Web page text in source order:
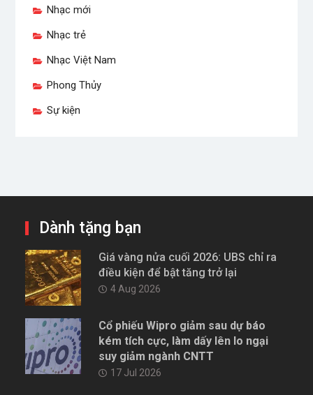
Nhạc mới
Nhạc trẻ
Nhạc Việt Nam
Phong Thủy
Sự kiện
Dành tặng bạn
Giá vàng nửa cuối 2026: UBS chỉ ra
điều kiện để bật tăng trở lại
4 Aug 2026
Cổ phiếu Wipro giảm sau dự báo
kém tích cực, làm dấy lên lo ngại
suy giảm ngành CNTT
17 Jul 2026